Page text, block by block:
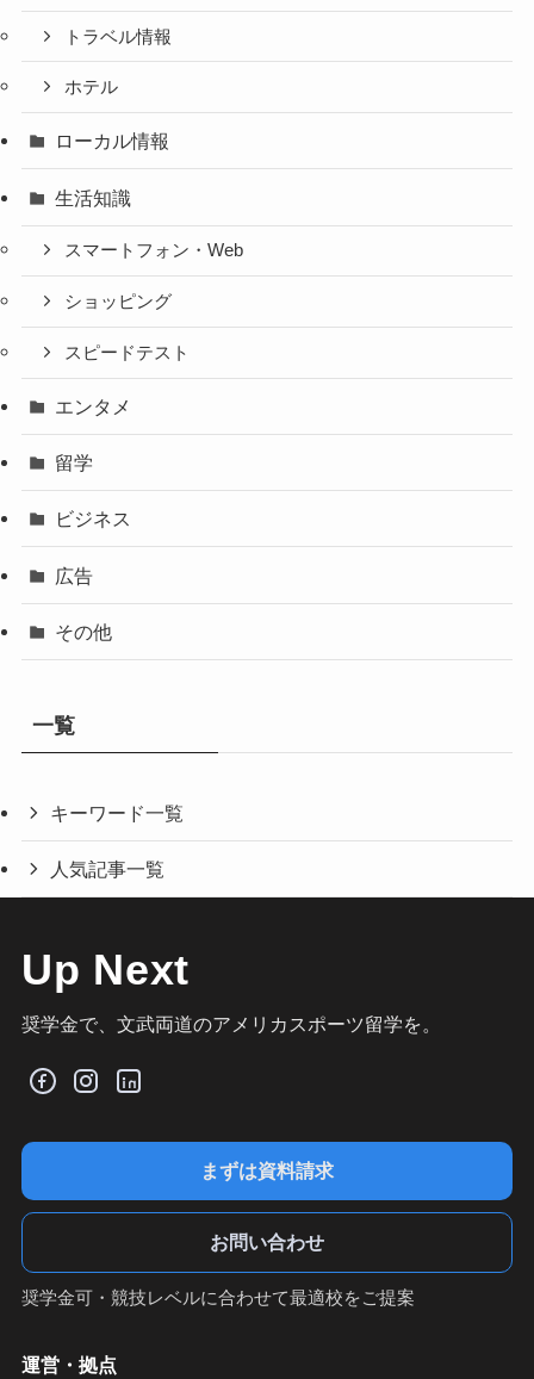
トラベル情報
ホテル
ローカル情報
生活知識
スマートフォン・Web
ショッピング
スピードテスト
エンタメ
留学
ビジネス
広告
その他
一覧
キーワード一覧
人気記事一覧
Up Next
奨学金で、文武両道のアメリカスポーツ留学を。
まずは資料請求
お問い合わせ
奨学金可・競技レベルに合わせて最適校をご提案
運営・拠点